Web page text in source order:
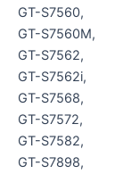
GT-S7560,
GT-S7560M,
GT-S7562,
GT-S7562i,
GT-S7568,
GT-S7572,
GT-S7582,
GT-S7898,